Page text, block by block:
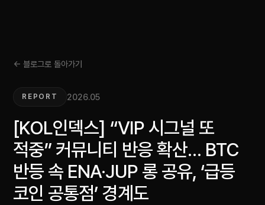
← 블로그로 돌아가기
REPORT 2026.05
[KOL인덱스] “VIP 시그널 또
적중” 커뮤니티 반응 확산… BTC
반등 속 ENA·JUP 롱 공유, ‘급등
코인 공통점’ 경계도